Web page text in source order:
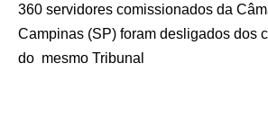
360 servidores comissionados da
Campinas (SP) foram desligados dos
do mesmo Tribunal